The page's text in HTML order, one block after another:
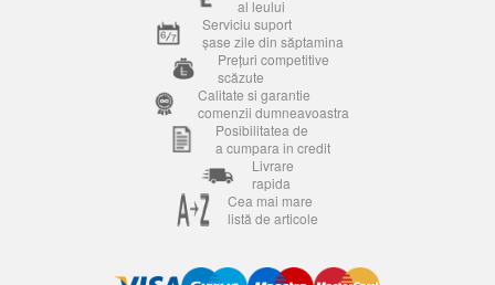
al leului
Serviciu suport
șase zile din săptamina
Prețuri competitive
scăzute
Calitate si garantie
comenzii dumneavoastra
Posibilitatea de
a cumpara in credit
Livrare
rapida
Cea mai mare
listă de articole